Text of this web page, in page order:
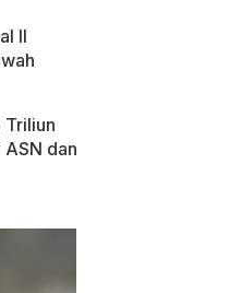
II
Triliun
dan